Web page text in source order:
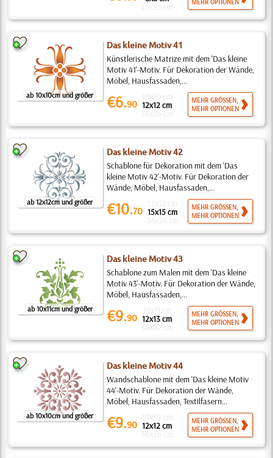
MEHR OPTIONEN
ab 10x10cm und größer
Das kleine Motiv 41
Künstlerische Matrize mit dem 'Das kleine
Motiv 41'-Motiv. Für Dekoration der Wände,
Möbel, Hausfassaden,...
€6.90 12x12 cm
MEHR GRÖSSEN,
MEHR OPTIONEN
ab 12x12cm und größer
Das kleine Motiv 42
Schablone für Dekoration mit dem 'Das
kleine Motiv 42'-Motiv. Für Dekoration der
Wände, Möbel, Hausfassaden,...
€10.70 15x15 cm
MEHR GRÖSSEN,
MEHR OPTIONEN
ab 10x11cm und größer
Das kleine Motiv 43
Schablone zum Malen mit dem 'Das kleine
Motiv 43'-Motiv. Für Dekoration der Wände,
Möbel, Hausfassaden,...
€9.90 12x13 cm
MEHR GRÖSSEN,
MEHR OPTIONEN
ab 10x10cm und größer
Das kleine Motiv 44
Wandschablone mit dem 'Das kleine Motiv
44'-Motiv. Für Dekoration der Wände,
Möbel, Hausfassaden, Textilfasern...
€9.90 12x12 cm
MEHR GRÖSSEN,
MEHR OPTIONEN